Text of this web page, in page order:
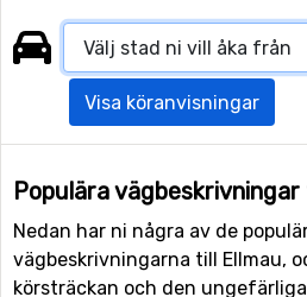
Visa köranvisningar
Populära vägbeskrivningar
Nedan har ni några av de
vägbeskrivningarna till Ellmau,
körsträckan och den